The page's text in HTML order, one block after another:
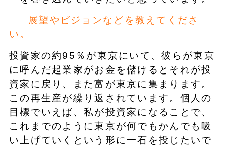
展望やビジョンなどを教えてくださ
い。
投資家の約95％が東京にいて、彼らが東京
に呼んだ起業家がお金を儲けるとそれが投
資家に戻り、また富が東京に集まります。
この再生産が繰り返されています。個人の
目標でいえば、私が投資家になることで、
これまでのように東京が何でもかんでも吸
い上げていくという形に一石を投じたいで